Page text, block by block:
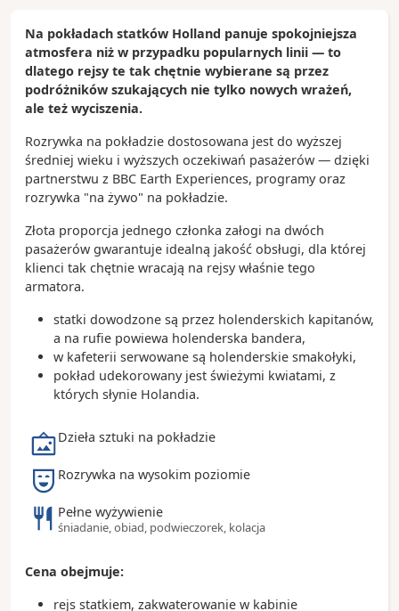
kanałach, odpocząć nad oceanem lub odwiedzić
pobliskie Miami i Park Narodowy Everglades.
Zobacz koniecznie:
Fort Lauderdale Beach – szeroka, piaszczysta
plaża z nadmorską promenadą i licznymi
restauracjami
Las Olas Boulevard – reprezentacyjna ulica miasta
pełna sklepów, galerii i kawiarni
Rejs po kanałach Fort Lauderdale – doskonały
sposób na podziwianie luksusowych rezydencji
Park Narodowy Everglades – wyjątkowy obszar
bagienny zamieszkiwany przez aligatory, manaty i
wiele gatunków ptaków
Ciekawostki:
Fort Lauderdale posiada ponad 480 kilometrów
śródlądowych dróg wodnych, dlatego często
nazywane jest „Wenecją Ameryki”
Port Everglades należy do największych i
najbardziej ruchliwych portów wycieczkowych na
Miasto jest jednym z najważniejszych ośrodków
żeglarskich i jachtowych w Stanach Zjednoczonych
Na pokładach statków Holland panuje spokojniejsza
atmosfera niż w przypadku popularnych linii — to
dlatego rejsy te tak chętnie wybierane są przez
podróżników szukających nie tylko nowych wrażeń,
ale też wyciszenia.
Rozrywka na pokładzie dostosowana jest do wyższej
średniej wieku i wyższych oczekiwań pasażerów — dzięki
partnerstwu z BBC Earth Experiences, programy oraz
rozrywka "na żywo" na pokładzie.
Złota proporcja jednego członka załogi na dwóch
pasażerów gwarantuje idealną jakość obsługi, dla której
klienci tak chętnie wracają na rejsy właśnie tego
armatora.
statki dowodzone są przez holenderskich kapitanów,
a na rufie powiewa holenderska bandera,
w kafeterii serwowane są holenderskie smakołyki,
pokład udekorowany jest świeżymi kwiatami, z
których słynie Holandia.
Dzieła sztuki na pokładzie
Rozrywka na wysokim poziomie
Pełne wyżywienie
śniadanie, obiad, podwieczorek, kolacja
Cena obejmuje:
rejs statkiem, zakwaterowanie w kabinie